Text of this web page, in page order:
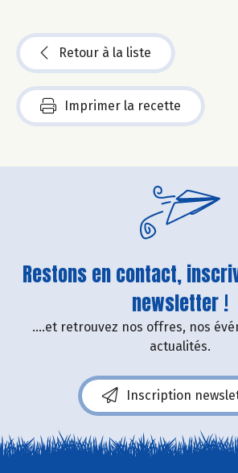
Retour à la liste
Imprimer la recette
Restons en contact,
newsletter !
....et retrouvez nos offres, nos
actualités.
Inscription